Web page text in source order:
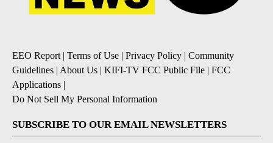
EEO Report| Terms of Use | Privacy Policy | Community
Guidelines | About Us | KIFI-TV FCC Public File | FCC
Applications |
Do Not Sell My Personal Information
SUBSCRIBE TO OUR EMAIL NEWSLETTERS